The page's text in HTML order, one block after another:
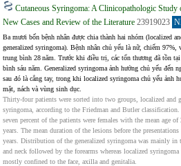
Cutaneous Syringoma: A Clinicopathologic Study
New Cases and Review of the Literature 23919023
Ba mươi bốn bệnh nhân được chia thành hai nhóm (localized
generalized syringoma). Bệnh nhân chủ yếu là nữ, chiếm 97%,
trung bình 28 năm. Trước khi điều trị, các tổn thương đã tồn
bình sáu năm. Generalized syringoma ảnh hưởng chủ yếu đến
sau đó là cẳng tay, trong khi localized syringoma chủ yếu ảnh
mặt, nách và vùng sinh dục.
Thirty-four patients were sorted into two groups, localized and
syringoma, according to the Friedman and Butler
seven percent of the patients were females with the mean age of
years. The mean duration of the lesions before the
years. Distribution of the generalized syringoma was mainly in
and neck followed by the forearms whereas localized syringoma
mostly confined to the face, axilla and genitalia.